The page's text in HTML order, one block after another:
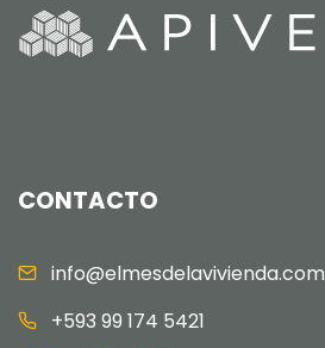
CONTACTO
info@elmesdelavivienda.com
+593 99 174 5421